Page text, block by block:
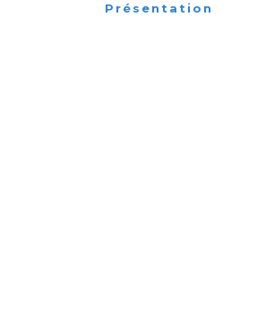
Présentation